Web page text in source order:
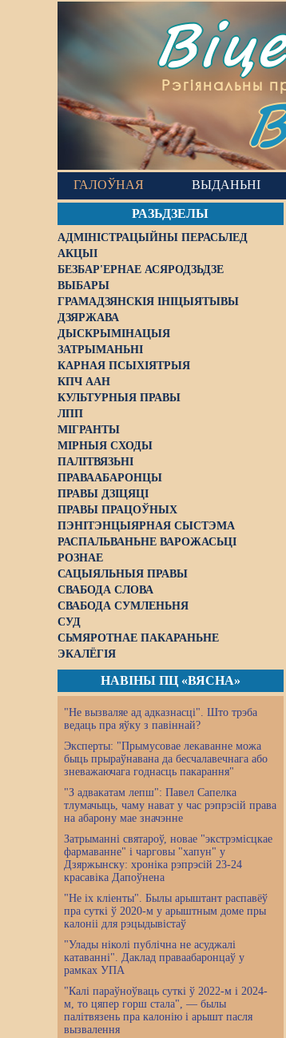
Рэгіянальны
ГАЛОЎНАЯ ВЫДАНЬНІ
РАЗЬДЗЕЛЫ
АДМІНІСТРАЦЫЙНЫ ПЕРАСЬЛЕД
АКЦЫІ
БЕЗБАР'ЕРНАЕ АСЯРОДЗЬДЗЕ
ВЫБАРЫ
ГРАМАДЗЯНСКІЯ ІНІЦЫЯТЫВЫ
ДЗЯРЖАВА
ДЫСКРЫМІНАЦЫЯ
ЗАТРЫМАНЬНІ
КАРНАЯ ПСЫХІЯТРЫЯ
КПЧ ААН
КУЛЬТУРНЫЯ ПРАВЫ
ЛПП
МІГРАНТЫ
МІРНЫЯ СХОДЫ
ПАЛІТВЯЗЬНІ
ПРАВААБАРОНЦЫ
ПРАВЫ ДЗІЦЯЦІ
ПРАВЫ ПРАЦОЎНЫХ
ПЭНІТЭНЦЫЯРНАЯ СЫСТЭМА
РАСПАЛЬВАНЬНЕ ВАРОЖАСЬЦІ
РОЗНАЕ
САЦЫЯЛЬНЫЯ ПРАВЫ
СВАБОДА СЛОВА
СВАБОДА СУМЛЕНЬНЯ
СУД
СЬМЯРОТНАЕ ПАКАРАНЬНЕ
ЭКАЛЁГІЯ
НАВІНЫ ПЦ «ВЯСНА»
"Не вызваляе ад адказнасці". Што трэба
ведаць пра яўку з павіннай?
Эксперты: "Прымусовае лекаванне можа
быць прыраўнавана да бесчалавечнага або
зневажаючага годнасць пакарання"
"З адвакатам лепш": Павел Сапелка
тлумачыць, чаму нават у час рэпрэсій права
на абарону мае значэнне
Затрыманні святароў, новае "экстрэмісцкае
фармаванне" і чарговы "хапун" у
Дзяржынску: хроніка рэпрэсій 23-24
красавіка Дапоўнена
"Не іх кліенты". Былы арыштант распавёў
пра суткі ў 2020-м у арыштным доме пры
калоніі для рэцыдывістаў
"Улады ніколі публічна не асуджалі
катаванні". Даклад праваабаронцаў у
рамках УПА
"Калі параўноўваць суткі ў 2022-м і 2024-
м, то цяпер горш стала", — былы
палітвязень пра калонію і арышт пасля
вызвалення